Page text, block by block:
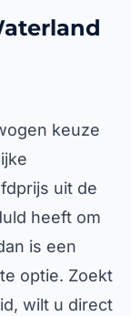
keuze
uit de
heeft om
is een
optie. Zoekt
wilt u direct